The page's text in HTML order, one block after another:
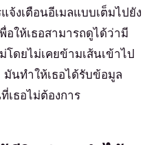
จ้งเตือนอีเมลแบบเต็มไปยัง
อให้เธอสามารถดูได้ว่ามี
ดยไม่เคยข้ามเส้นเข้าไป
นทำให้เธอได้รับข้อมูล
เธอไม่ต้องการ